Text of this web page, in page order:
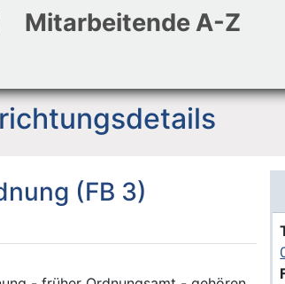
Zum Header
Zum Hauptinhalt
Zum Footer
Mitarbeitende A-Z
(FB 3)